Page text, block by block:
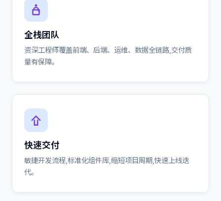
全栈团队
资深工程师覆盖前端、后端、运维、数据全链路,交付质
量有保障。
快速交付
敏捷开发流程,标准化组件库,缩短项目周期,快速上线迭
代。